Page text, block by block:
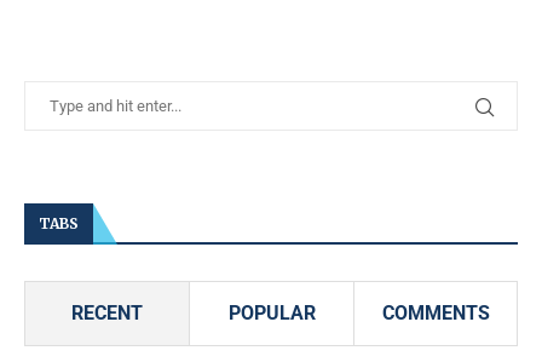
TABS
RECENT POPULAR COMMENTS